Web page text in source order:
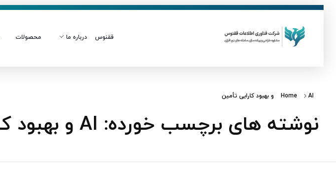
ققنوس درباره ما محصولات
Home AI و بهبود کارایی تأمین
نوشته های برچسب خورده: AI و بهبود کارایی تأمین